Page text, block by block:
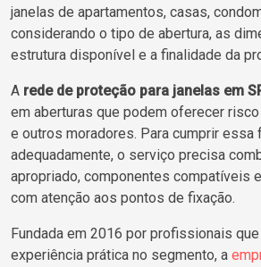
janelas de apartamentos, casas,
considerando o tipo de abertura, as
estrutura disponível e a finalidade da
A rede de proteção para janelas em
em aberturas que podem oferecer
e outros moradores. Para cumprir essa
adequadamente, o serviço precisa
apropriado, componentes compatíveis
com atenção aos pontos de fixação.
Fundada em 2016 por profissionais
experiência prática no segmento, a